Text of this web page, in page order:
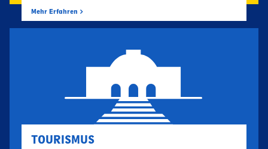
Mehr Erfahren
TOURISMUS